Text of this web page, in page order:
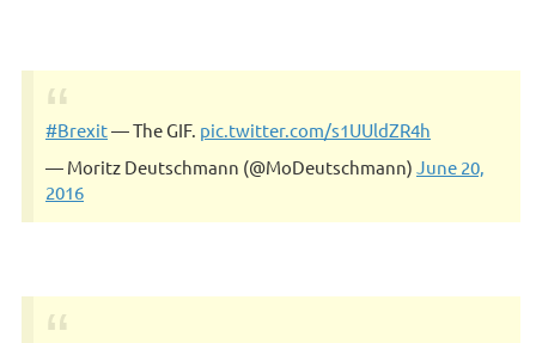
#Brexit— The GIF. pic.twitter.com/s1UUldZR4h
— Moritz Deutschmann (@MoDeutschmann) June 20,
2016